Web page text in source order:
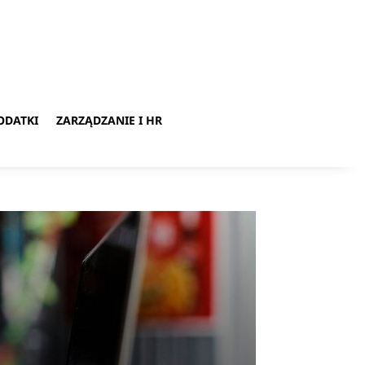
ZARZĄDZANIE I HR